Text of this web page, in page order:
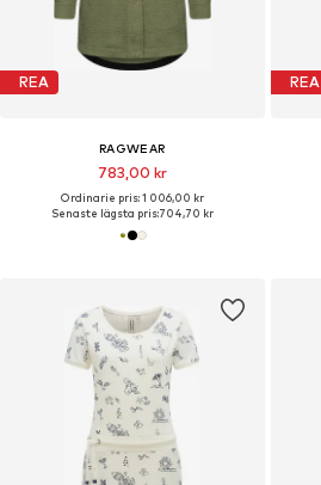
REA
RAGWEAR
783,00 kr
Ordinarie pris: 1 006,00 kr
Senaste lägsta pris:704,70 kr
REA